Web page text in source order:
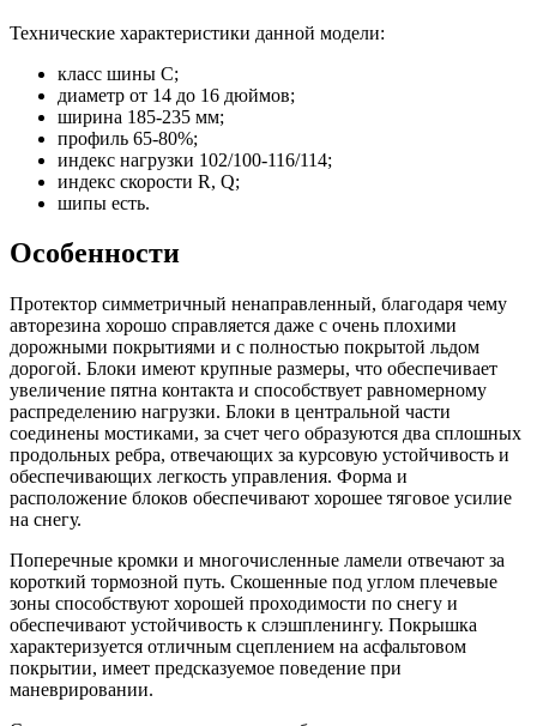
Технические характеристики данной модели:
класс шины C;
диаметр от 14 до 16 дюймов;
ширина 185-235 мм;
профиль 65-80%;
индекс нагрузки 102/100-116/114;
индекс скорости R, Q;
шипы есть.
Особенности
Протектор симметричный ненаправленный, благодаря чему
авторезина хорошо справляется даже с очень плохими
дорожными покрытиями и с полностью покрытой льдом
дорогой. Блоки имеют крупные размеры, что обеспечивает
увеличение пятна контакта и способствует равномерному
распределению нагрузки. Блоки в центральной части
соединены мостиками, за счет чего образуются два сплошных
продольных ребра, отвечающих за курсовую устойчивость и
обеспечивающих легкость управления. Форма и
расположение блоков обеспечивают хорошее тяговое усилие
на снегу.
Поперечные кромки и многочисленные ламели отвечают за
короткий тормозной путь. Скошенные под углом плечевые
зоны способствуют хорошей проходимости по снегу и
обеспечивают устойчивость к слэшпленингу. Покрышка
характеризуется отличным сцеплением на асфальтовом
покрытии, имеет предсказуемое поведение при
маневрировании.